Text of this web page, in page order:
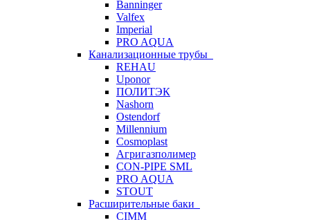
Banninger
Valfex
Imperial
PRO AQUA
Канализационные трубы
REHAU
Uponor
ПОЛИТЭК
Nashorn
Ostendorf
Millennium
Cosmoplast
Агригазполимер
CON-PIPE SML
PRO AQUA
STOUT
Расширительные баки
CIMM